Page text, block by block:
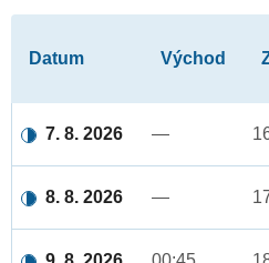
Datum Východ
7. 8. 2026 —
8. 8. 2026 —